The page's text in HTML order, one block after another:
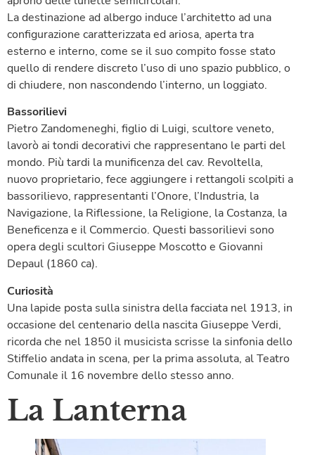
La destinazione ad albergo induce l’architetto ad una
configurazione caratterizzata ed ariosa, aperta tra
esterno e interno, come se il suo compito fosse stato
quello di rendere discreto l’uso di uno spazio pubblico, o
di chiudere, non nascondendo l’interno, un loggiato.
Bassorilievi
Pietro Zandomeneghi, figlio di Luigi, scultore veneto,
lavorò ai tondi decorativi che rappresentano le parti del
mondo. Più tardi la munificenza del cav. Revoltella,
nuovo proprietario, fece aggiungere i rettangoli scolpiti a
bassorilievo, rappresentanti l’Onore, l’Industria, la
Navigazione, la Riflessione, la Religione, la Costanza, la
Beneficenza e il Commercio. Questi bassorilievi sono
opera degli scultori Giuseppe Moscotto e Giovanni
Depaul (1860 ca).
Curiosità
Una lapide posta sulla sinistra della facciata nel 1913, in
occasione del centenario della nascita Giuseppe Verdi,
ricorda che nel 1850 il musicista scrisse la sinfonia dello
Stiffelio andata in scena, per la prima assoluta, al Teatro
Comunale il 16 novembre dello stesso anno.
La Lanterna